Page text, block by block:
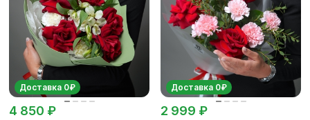
Доставка 0₽
4 850 ₽
Доставка 0₽
2 999 ₽